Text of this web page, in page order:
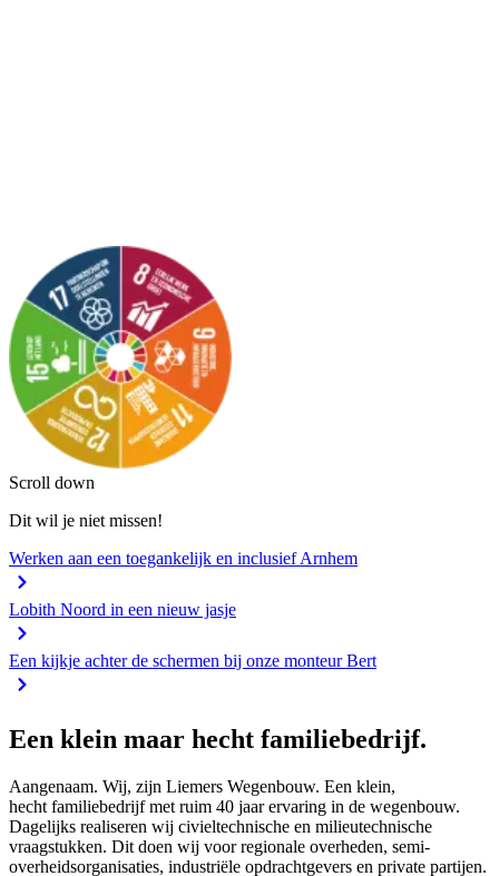
Scroll down
Dit wil je niet missen!
Werken aan een toegankelijk en inclusief Arnhem
Lobith Noord in een nieuw jasje
Een kijkje achter de schermen bij onze monteur Bert
Een klein maar hecht familiebedrijf.
Aangenaam. Wij, zijn Liemers Wegenbouw. Een klein,
hecht familiebedrijf met ruim 40 jaar ervaring in de wegenbouw.
Dagelijks realiseren wij civieltechnische en milieutechnische
vraagstukken. Dit doen wij voor regionale overheden, semi-
overheidsorganisaties, industriële opdrachtgevers en private partijen.